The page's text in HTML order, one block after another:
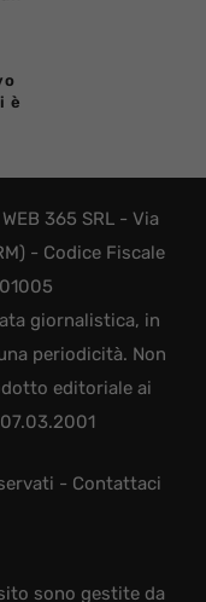
è
365 SRL - Via
- Codice Fiscale
giornalistica, in
periodicità. Non
editoriale ai
- Contattaci
sono gestite da